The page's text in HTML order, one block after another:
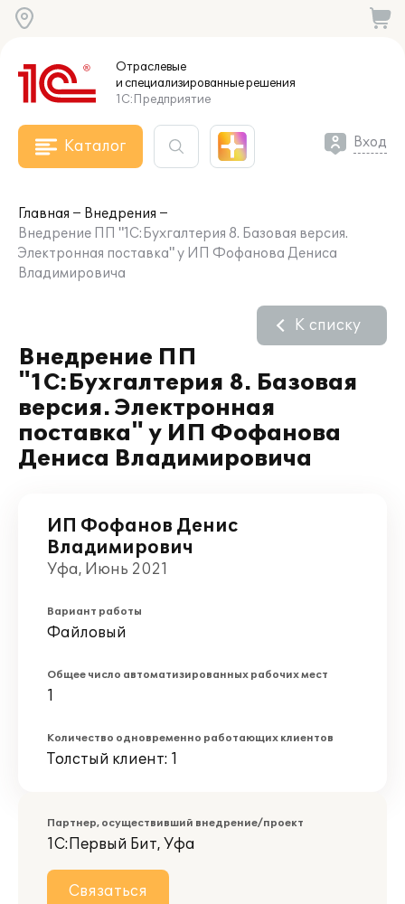
Отраслевые
и специализированныерешения
1С:Предприятие
Каталог Вход
Главная
Внедрения
Внедрение ПП "1С:Бухгалтерия 8. Базовая версия.
Электронная поставка" у ИП Фофанова Дениса
Владимировича
Внедрение ПП
"1С:Бухгалтерия 8. Базовая
версия. Электронная
поставка" у ИП Фофанова
Дениса Владимировича
К списку
ИП Фофанов Денис
Владимирович
Уфа, Июнь 2021
Вариант работы
Файловый
Общее число автоматизированных рабочих мест
1
Количество одновременно работающих клиентов
Толстый клиент: 1
Партнер, осуществивший внедрение/проект
1С:Первый Бит, Уфа
Связаться